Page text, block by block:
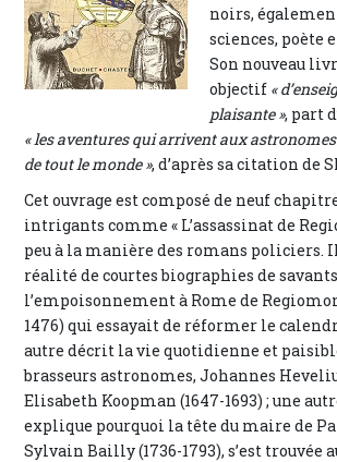
noirs,
sciences, poète
Son nouveau
objectif «
plaisante », part
« les aventures qui arrivent aux
de tout le monde », d’après sa citation de
Cet ouvrage est composé de neuf
intrigants comme « L’assassinat de
peu à la manière des romans policiers.
réalité de courtes biographies de
l’empoisonnement à Rome de
1476) qui essayait de réformer le
autre décrit la vie quotidienne et
brasseurs astronomes, Johannes
Elisabeth Koopman (1647-1693) ; une
explique pourquoi la tête du maire de
Sylvain Bailly (1736-1793), s’est trouvée